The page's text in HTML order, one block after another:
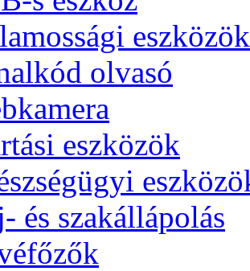
eszközök
olvasó
eszközök
és szakállápolás